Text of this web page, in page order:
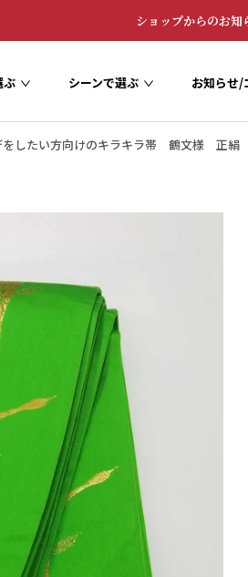
ショップからのお知
ぶ シーンで選ぶ
お知らせ/
したい方向けのキラキラ帯 鶴文様 正